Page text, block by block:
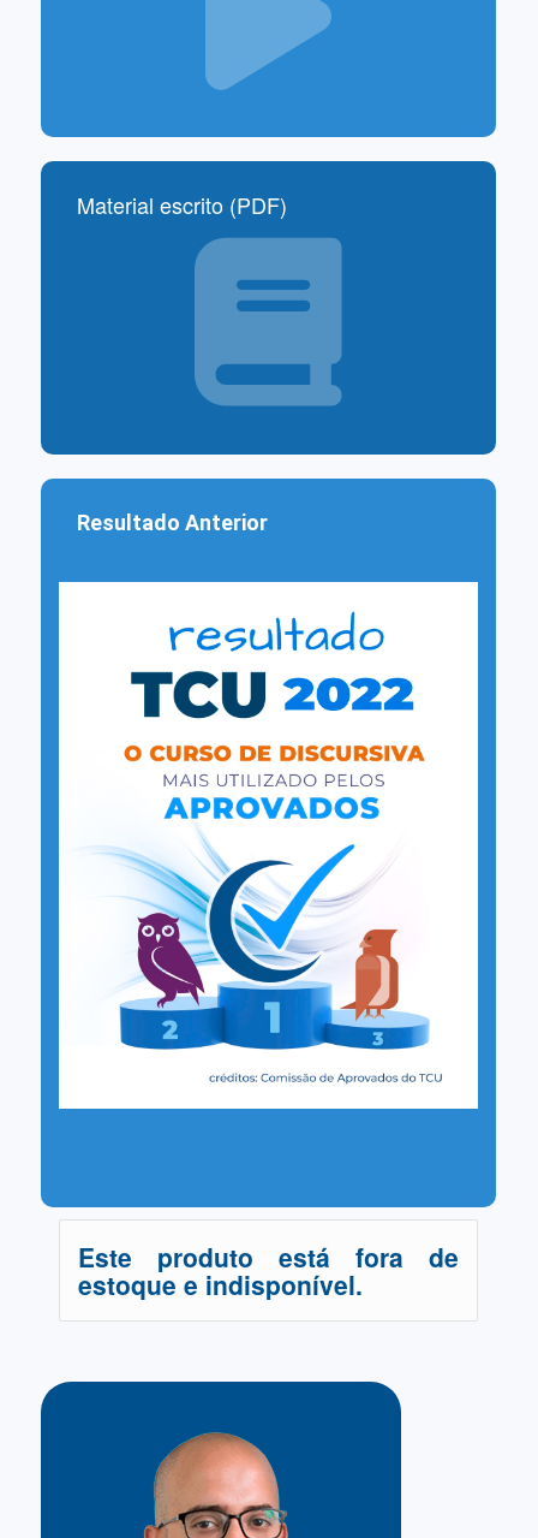
Material escrito (PDF)
Resultado Anterior
Este produto está fora de
estoque e indisponível.